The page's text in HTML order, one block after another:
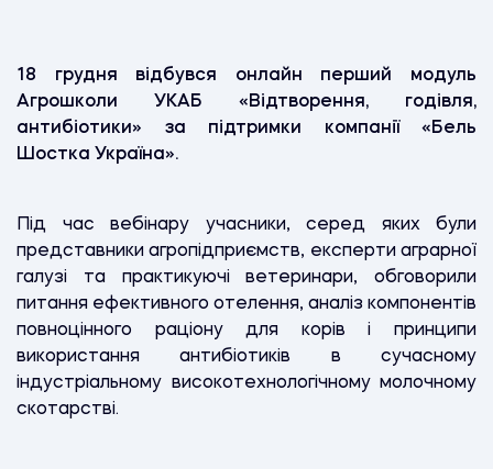
18 грудня відбувся онлайн перший модуль
Агрошколи УКАБ «Відтворення, годівля,
антибіотики» за підтримки компанії «Бель
Шостка Україна».
Під час вебінару учасники, серед яких були
представники агропідприємств, експерти аграрної
галузі та практикуючі ветеринари, обговорили
питання ефективного отелення, аналіз компонентів
повноцінного раціону для корів і принципи
використання антибіотиків в сучасному
індустріальному високотехнологічному молочному
скотарстві.